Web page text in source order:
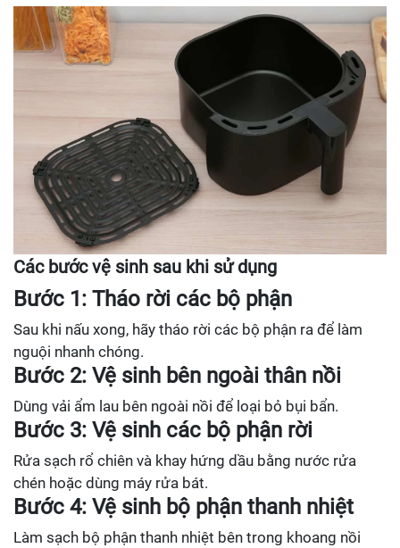
Các bước vệ sinh sau khi sử dụng
Bước 1: Tháo rời các bộ phận
Sau khi nấu xong, hãy tháo rời các bộ phận ra để làm
nguội nhanh chóng.
Bước 2: Vệ sinh bên ngoài thân nồi
Dùng vải ẩm lau bên ngoài nồi để loại bỏ bụi bẩn.
Bước 3: Vệ sinh các bộ phận rời
Rửa sạch rổ chiên và khay hứng dầu bằng nước rửa
chén hoặc dùng máy rửa bát.
Bước 4: Vệ sinh bộ phận thanh nhiệt
Làm sạch bộ phận thanh nhiệt bên trong khoang nồi